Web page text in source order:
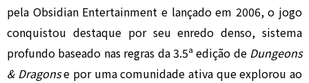
pela Obsidian Entertainment e lançado em 2006, o jogo
conquistou destaque por seu enredo denso, sistema
profundo baseado nas regras da 3.5ª edição de Dungeons
& Dragonse por uma comunidade ativa que explorou ao